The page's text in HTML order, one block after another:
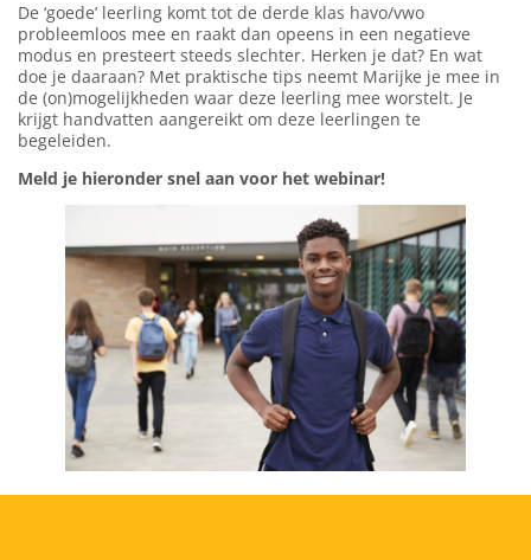
De ‘goede’ leerling komt tot de derde klas havo/vwo
probleemloos mee en raakt dan opeens in een negatieve
modus en presteert steeds slechter. Herken je dat? En wat
doe je daaraan? Met praktische tips neemt Marijke je mee in
de (on)mogelijkheden waar deze leerling mee worstelt. Je
krijgt handvatten aangereikt om deze leerlingen te
begeleiden.
Meld je hieronder snel aan voor het webinar!